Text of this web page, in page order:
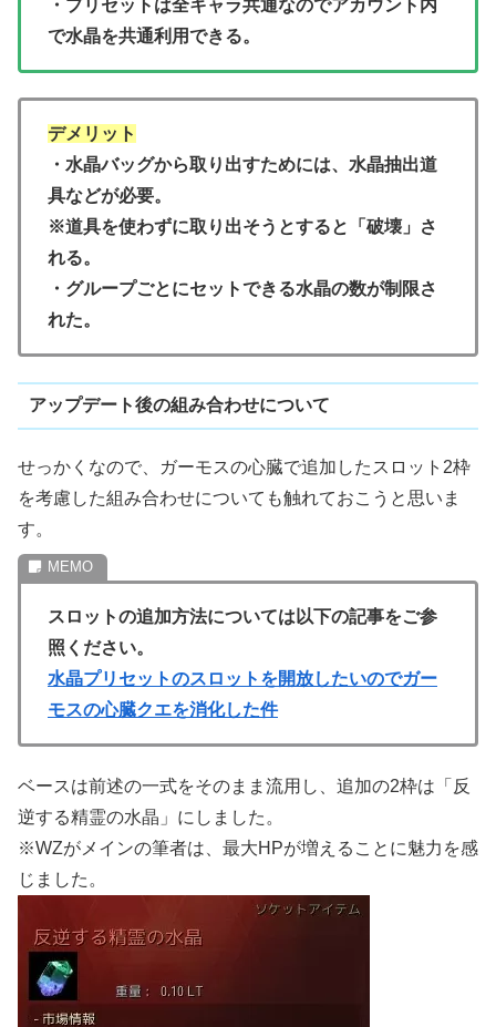
・プリセットは全キャラ共通なのでアカウント内
で水晶を共通利用できる。
デメリット
・水晶バッグから取り出すためには、水晶抽出道
具などが必要。
※道具を使わずに取り出そうとすると「破壊」さ
れる。
・グループごとにセットできる水晶の数が制限さ
れた。
アップデート後の組み合わせについて
せっかくなので、ガーモスの心臓で追加したスロット2枠
を考慮した組み合わせについても触れておこうと思いま
す。
スロットの追加方法については以下の記事をご参
照ください。
水晶プリセットのスロットを開放したいのでガー
モスの心臓クエを消化した件
ベースは前述の一式をそのまま流用し、追加の2枠は「反
逆する精霊の水晶」にしました。
※WZがメインの筆者は、最大HPが増えることに魅力を感
じました。